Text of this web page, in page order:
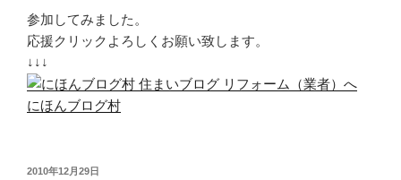
参加してみました。
応援クリックよろしくお願い致します。
↓↓↓
にほんブログ村
投
2010年12月29日